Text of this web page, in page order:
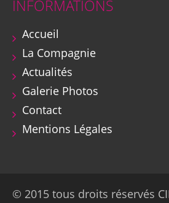
INFORMATIONS
Accueil
La Compagnie
Actualités
Galerie Photos
Contact
Mentions Légales
© 2015 tous droits réservés